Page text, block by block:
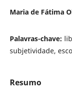
Maria de Fátima
Palavras-chave:
subjetividade,
Resumo